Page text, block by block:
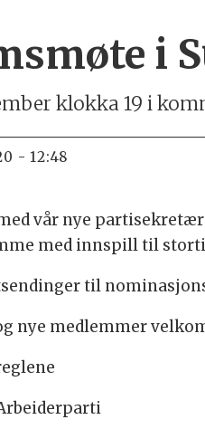
i
klokka 19 i
- 12:48
vår nye
med innspill til
til
nye medlemmer